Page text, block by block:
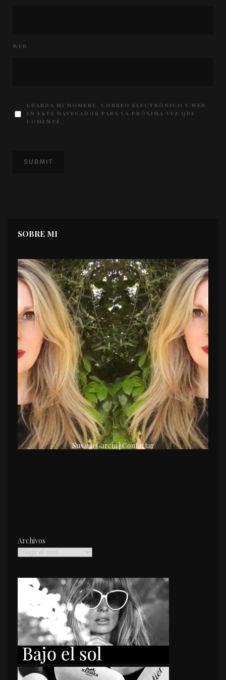
WEB
GUARDA MI NOMBRE, CORREO ELECTRÓNICO Y WEB
EN ESTE NAVEGADOR PARA LA PRÓXIMA VEZ QUE
COMENTE.
SOBRE MI
Susana García | Contactar
Archivos